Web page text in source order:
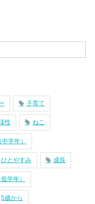
子育て
性 ねこ
学年）
ひとやすみ 成長
学年）
5歳から